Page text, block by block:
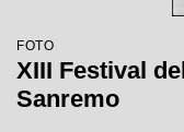
FOTO
XIII Festival
Sanremo